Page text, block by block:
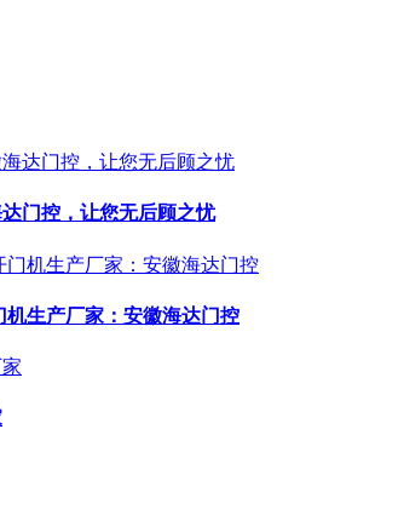
门控，让您无后顾之忧
生产厂家：安徽海达门控